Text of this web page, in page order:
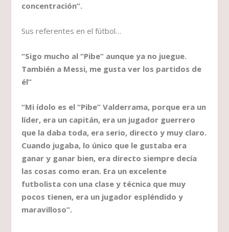
concentración”.
Sus referentes en el fútbol…
“Sigo mucho al “Pibe” aunque ya no juegue.
También a Messi, me gusta ver los partidos de
él”
“Mi ídolo es el “Pibe” Valderrama, porque era un
líder, era un capitán, era un jugador guerrero
que la daba toda, era serio, directo y muy claro.
Cuando jugaba, lo único que le gustaba era
ganar y ganar bien, era directo siempre decía
las cosas como eran. Era un excelente
futbolista con una clase y técnica que muy
pocos tienen, era un jugador espléndido y
maravilloso”.